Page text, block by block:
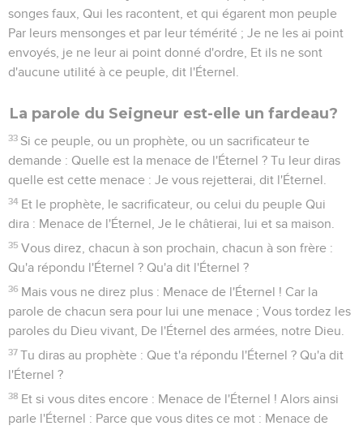
songes faux, Qui les racontent, et qui égarent mon peuple
Par leurs mensonges et par leur témérité ; Je ne les ai point
envoyés, je ne leur ai point donné d'ordre, Et ils ne sont
d'aucune utilité à ce peuple, dit l'Éternel.
La parole du Seigneur est-elle un fardeau?
33 Si ce peuple, ou un prophète, ou un sacrificateur te
demande : Quelle est la menace de l'Éternel ? Tu leur diras
quelle est cette menace : Je vous rejetterai, dit l'Éternel.
34 Et le prophète, le sacrificateur, ou celui du peuple Qui
dira : Menace de l'Éternel, Je le châtierai, lui et sa maison.
35 Vous direz, chacun à son prochain, chacun à son frère :
Qu'a répondu l'Éternel ? Qu'a dit l'Éternel ?
36 Mais vous ne direz plus : Menace de l'Éternel ! Car la
parole de chacun sera pour lui une menace ; Vous tordez les
paroles du Dieu vivant, De l'Éternel des armées, notre Dieu.
37 Tu diras au prophète : Que t'a répondu l'Éternel ? Qu'a dit
l'Éternel ?
38 Et si vous dites encore : Menace de l'Éternel ! Alors ainsi
parle l'Éternel : Parce que vous dites ce mot : Menace de